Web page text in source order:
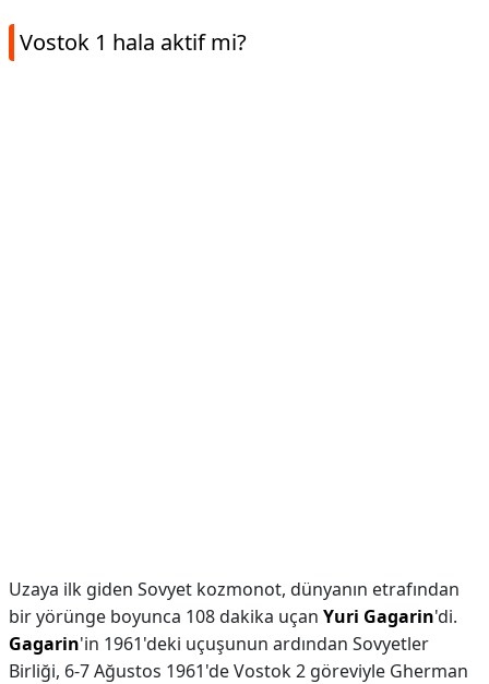
Vostok 1 hala aktif mi?
Uzaya ilk giden Sovyet kozmonot, dünyanın etrafından
bir yörünge boyunca 108 dakika uçan Yuri Gagarin'di.
Gagarin'in 1961'deki uçuşunun ardından Sovyetler
Birliği, 6-7 Ağustos 1961'de Vostok 2 göreviyle Gherman